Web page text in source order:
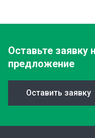
Оставьте заявку
предложение
Оставить заявку